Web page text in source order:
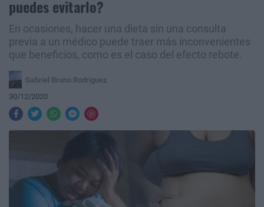
puedes evitarlo?
En ocasiones, hacer una dieta sin una consulta
previa a un médico puede traer más inconvenientes
que beneficios, como es el caso del efecto rebote.
Gabriel Bruno Rodriguez
30/12/2020